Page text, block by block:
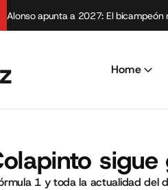
Alonso apunta a 2027: El
Home
1 y toda la actualidad del